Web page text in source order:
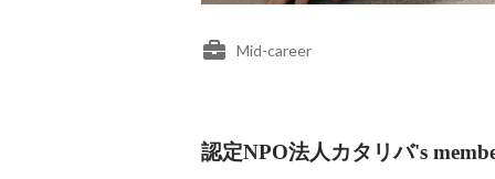
Mid-career
認定NPO法人カタリバ's